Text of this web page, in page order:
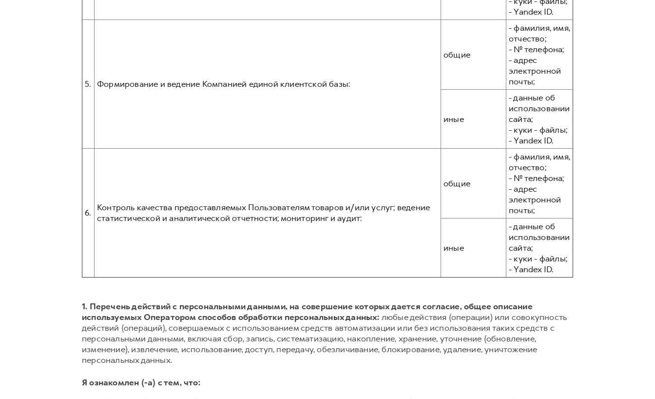
- Yandex ID.
5. Формирование и ведение Компанией единой клиентской базы:
общие
- фамилия, имя,
отчество;
- № телефона;
- адрес
электронной
почты;
иные
- данные об
использовании
сайта;
- куки - файлы;
- Yandex ID.
6.
Контроль качества предоставляемых Пользователям товаров и/или услуг; ведение
статистической и аналитической отчетности; мониторинг и аудит:
общие
- фамилия, имя,
отчество;
- № телефона;
- адрес
электронной
почты;
иные
- данные об
использовании
сайта;
- куки - файлы;
- Yandex ID.
1. Перечень действий с персональными данными, на совершение которых дается согласие, общее описание
используемых Оператором способов обработки персональных данных: любые действия (операции) или совокупность
действий (операций), совершаемых с использованием средств автоматизации или без использования таких средств с
персональными данными, включая сбор, запись, систематизацию, накопление, хранение, уточнение (обновление,
изменение), извлечение, использование, доступ, передачу, обезличивание, блокирование, удаление, уничтожение
персональных данных.
Я ознакомлен (-а) с тем, что: